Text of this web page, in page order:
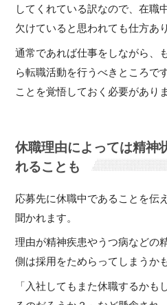
してくれている訳なので、在職
欠けていると思われても仕方あ
通常であれば仕事をしながら、
ら転職活動を行うべきところで
ことを覚悟しておく必要があり
休職理由によっては精神
れることも
応募先に休職中であることを伝
聞かれます。
理由が精神疾患やうつ病などの
側は採用をためらってしまうか
「入社してもまた休職するかも